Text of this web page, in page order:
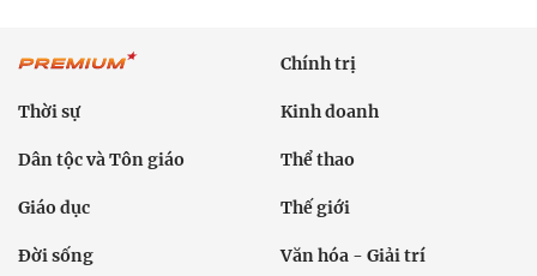
Chính trị
Thời sự Kinh doanh
Dân tộc và Tôn giáo Thể thao
Giáo dục Thế giới
Đời sống Văn hóa - Giải trí